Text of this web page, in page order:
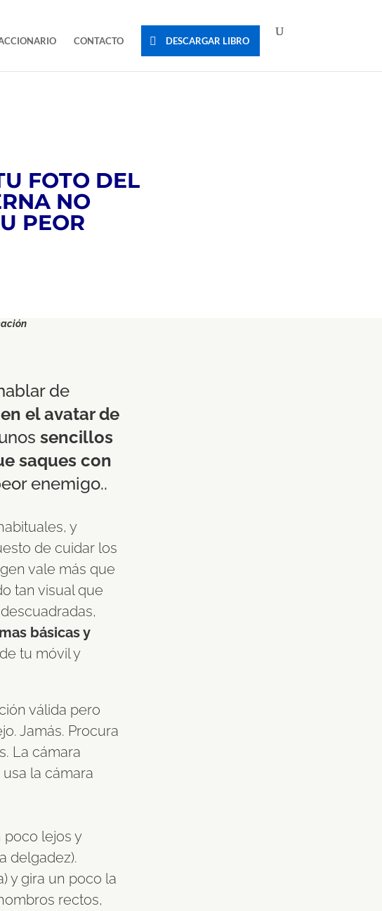
CONTACTO DESCARGAR LIBRO
FOTO DEL
NO
PEOR
de
el avatar de
sencillos
saques con
enemigo..
y
de cuidar los
vale más que
tan visual que
descuadradas,
básicas y
tu móvil y
válida pero
Jamás. Procura
La cámara
la cámara
poco lejos y
delgadez).
y gira un poco la
rectos,